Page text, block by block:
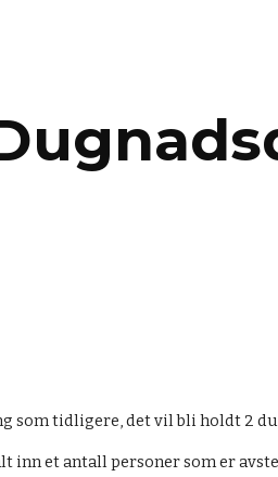
som tidligere, det vil bli holdt 2
inn et antall personer som er